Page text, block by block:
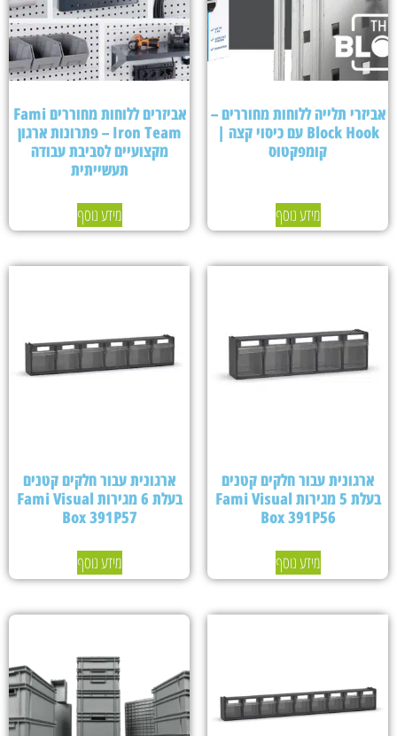
אביזרי תלייה ללוחות מחוררים –
Block Hook עם כיסוי קצה |
קומפקטוס
מידע נוסף
אביזרים ללוחות מחוררים Fami
Iron Team – פתרונות ארגון
מקצועיים לסביבת עבודה
תעשייתית
מידע נוסף
ארגונית עבור חלקים קטנים
בעלת 5 מגירות Fami Visual
Box 391P56
מידע נוסף
ארגונית עבור חלקים קטנים
בעלת 6 מגירות Fami Visual
Box 391P57
מידע נוסף